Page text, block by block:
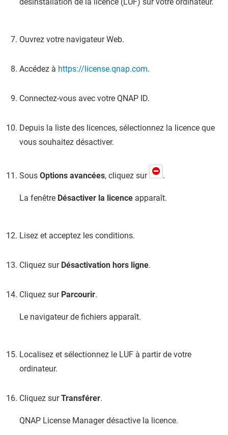
Ouvrez votre navigateur Web.
Accédez à https://license.qnap.com.
Connectez-vous avec votre QNAP ID.
Depuis la liste des licences, sélectionnez la licence que
vous souhaitez désactiver.
Sous Options avancées, cliquez sur .
La fenêtre Désactiver la licence apparaît.
Lisez et acceptez les conditions.
Cliquez sur Désactivation hors ligne.
Cliquez sur Parcourir.
Le navigateur de fichiers apparaît.
Localisez et sélectionnez le LUF à partir de votre
ordinateur.
Cliquez surTransférer.
QNAP License Manager désactive la licence.